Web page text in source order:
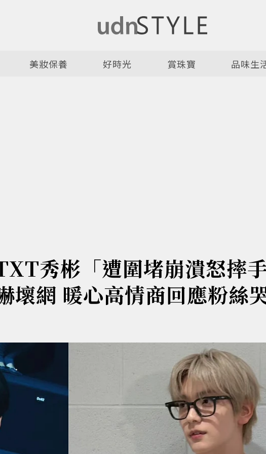
美妝保養 好時光 賞珠寶 品味生
秀彬「遭圍堵崩潰怒摔
壞網 暖心高情商回應粉絲